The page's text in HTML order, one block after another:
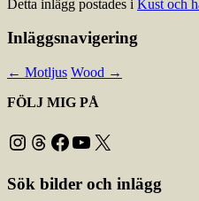
Detta inlägg postades i Kust och
Inläggsnavigering
← Motljus Wood →
FÖLJ MIG PÅ
Instagram
Threads
Facebook
YouTube
X
Sök bilder och inlägg